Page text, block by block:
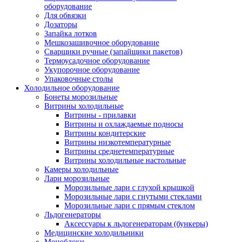
оборудование
Для обвязки
Дозаторы
Запайка лотков
Мешкозашивочное оборудование
Сварщики ручные (запайщики пакетов)
Термоусадочное оборудование
Укупорочное оборудование
Упаковочные столы
Холодильное оборудование
Бонеты морозильные
Витрины холодильные
Витрины - прилавки
Витрины и охлаждаемые подносы
Витрины кондитерские
Витрины низкотемпературные
Витрины среднетемпературные
Витрины холодильные настольные
Камеры холодильные
Лари морозильные
Морозильные лари с глухой крышкой
Морозильные лари с гнутыми стеклами
Морозильные лари с прямым стеклом
Льдогенераторы
Аксессуары к льдогенераторам (бункеры)
Медицинские холодильники